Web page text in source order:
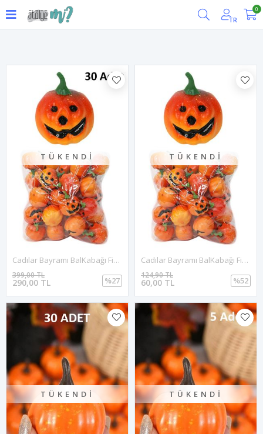
TR
0
Filtrele
TÜKENDI
Cadılar Bayramı BalKabağı Figür Süs 7cm - 30 ADET
290,00 TL
399,00 TL
%27
TÜKENDI
Cadılar Bayramı BalKabağı Figür Süs 7cm - 5 ADET
60,00 TL
124,90 TL
%52
TÜKENDI TÜKENDI